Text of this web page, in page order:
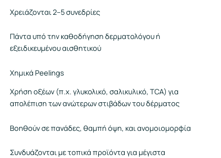
Χρειάζονται 2–5 συνεδρίες
Πάντα υπό την καθοδήγηση δερματολόγου ή
εξειδικευμένου αισθητικού
Χημικά Peelings
Χρήση οξέων (π.χ. γλυκολικό, σαλικυλικό, TCA) για
απολέπιση των ανώτερων στιβάδων του δέρματος
Βοηθούν σε πανάδες, θαμπή όψη, και ανομοιομορφία
Συνδυάζονται με τοπικά προϊόντα για μέγιστα